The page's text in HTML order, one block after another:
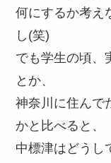
何にするか考え
し(笑)
でも学生の頃、
とか、
神奈川に住んで
かと比べると、
中標津はどうし